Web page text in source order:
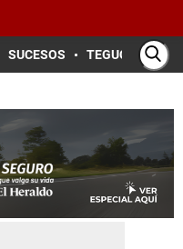
SUCESOS TEGUCIGALPA